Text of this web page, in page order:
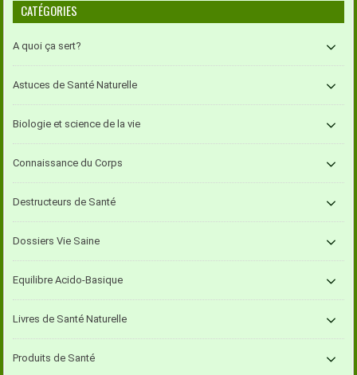
CATÉGORIES
A quoi ça sert?
Astuces de Santé Naturelle
Biologie et science de la vie
Connaissance du Corps
Destructeurs de Santé
Dossiers Vie Saine
Equilibre Acido-Basique
Livres de Santé Naturelle
Produits de Santé